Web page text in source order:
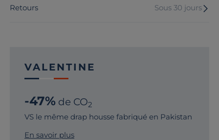
Retours Sous 30 jours
VALENTINE
-47% de CO2
VS le même drap housse fabriqué en Pakistan
En savoir plus